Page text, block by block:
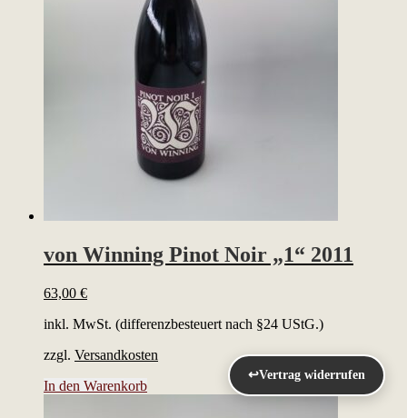
von Winning Pinot Noir „1“ 2011
63,00 €
inkl. MwSt. (differenzbesteuert nach §24 UStG.)
zzgl. Versandkosten
In den Warenkorb
↩Vertrag widerrufen